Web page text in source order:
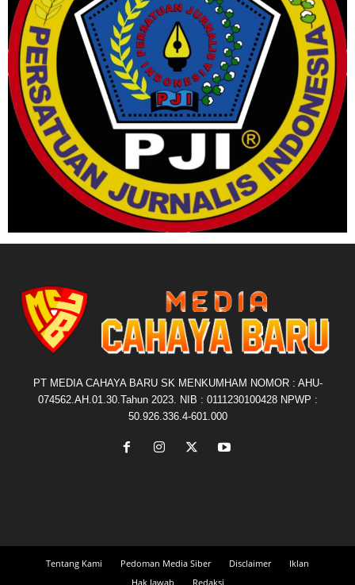
PT MEDIA CAHAYA BARU SK MENKUMHAM NOMOR : AHU-
074562.AH.01.30.Tahun 2023. NIB : 0111230100428 NPWP :
50.926.336.4-601.000
Tentang Kami Pedoman Media Siber Disclaimer
Iklan
Hak Jawab
Redaksi